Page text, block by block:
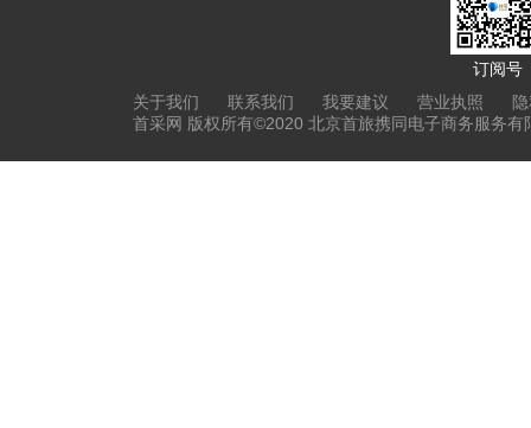
订阅号
关于我们
联系我们 我要建议 营业执照
首采网 版权所有©2020 北京首旅携同电子商务服务有